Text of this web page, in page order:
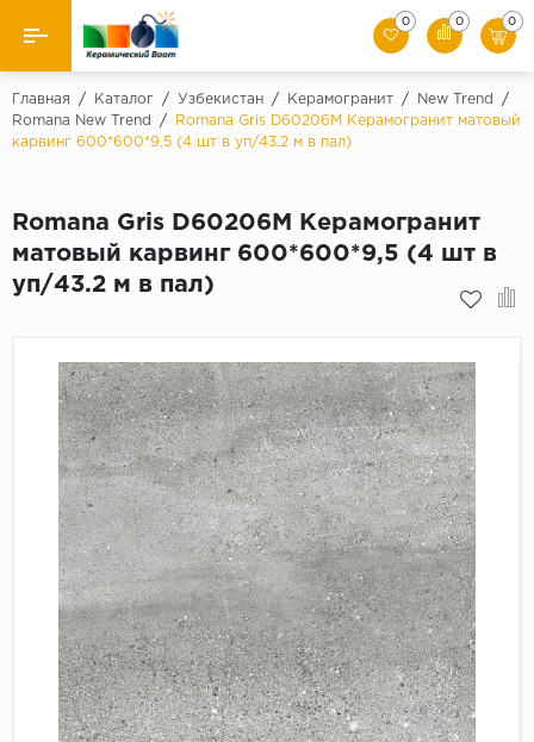
Назад
Производители
Керамогранит
Искусственный камень
Клинкер
0 0 0
Главная / Каталог / Узбекистан / Керамогранит / New Trend
/
Romana New Trend
/
Romana Gris D60206M Керамогранит матовый
карвинг 600*600*9,5 (4 шт в уп/43.2 м в пал)
Romana Gris D60206M Керамогранит
матовый карвинг 600*600*9,5 (4 шт в
уп/43.2 м в пал)